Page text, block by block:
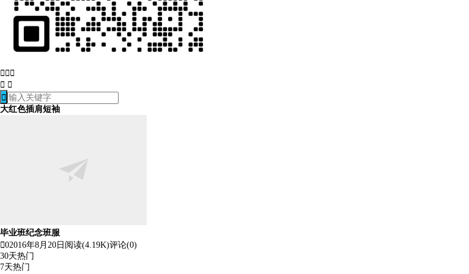
  
 

大红色插肩短袖
毕业班纪念班服
02016年8月20日 阅读(4.19K)评论(0)
30天热门
7天热门